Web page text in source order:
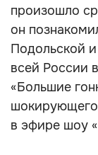
произошло
он
Подольской и
всей России
«Большие
шокирующего
в эфире шоу